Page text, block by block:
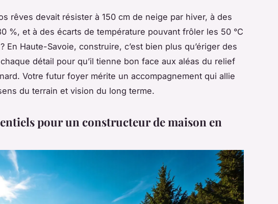
rêves devait résister à 150 cm de neige par hiver, à des
%, et à des écarts de température pouvant frôler les 50 °C
En Haute-Savoie, construire, c’est bien plus qu’ériger des
détail pour qu’il tienne bon face aux aléas du relief
Votre futur foyer mérite un accompagnement qui allie
du terrain et vision du long terme.
pour un constructeur de maison en